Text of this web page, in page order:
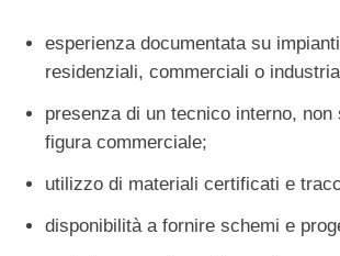
esperienza documentata su
residenziali, commerciali o
presenza di un tecnico interno, non
figura commerciale;
utilizzo di materiali certificati e
disponibilità a fornire schemi e